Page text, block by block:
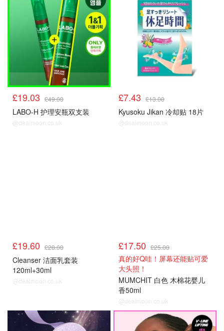
£19.03 £49.00
LABO-H 护理安瓶双支装
@dealmoon.co.uk
£7.43 £13.00
Kyusoku Jikan 冷却贴 18片
@dealmoon.co.uk
£19.60 £28.00
Cleanser 洁面乳套装
120ml+30ml
@dealmoon.co.uk
£17.50 £25.00
真的好Q哇！屏幕还能贴可爱
大头照！
MUMCHIT 白色 木棉花婴儿
香50ml
@dealmoon.co.uk